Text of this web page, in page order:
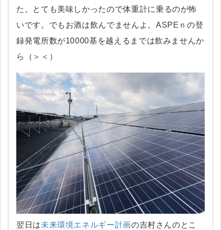
た。とても美味しかったので体重計に乗るのが怖
いです。でもお酒は飲んでませんよ。ASPEｎの登
録発電所数が10000基を越えるまでは飲みませんか
ら（＞＜）
翌日は未来環境エネルギー計画の吉村さんのとこ